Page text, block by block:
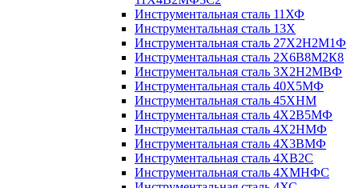
Инструментальная сталь 11ХФ
Инструментальная сталь 13Х
Инструментальная сталь 27Х2Н2М1Ф
Инструментальная сталь 2Х6В8М2К8
Инструментальная сталь 3Х2Н2МВФ
Инструментальная сталь 40Х5МФ
Инструментальная сталь 45ХНМ
Инструментальная сталь 4Х2В5МФ
Инструментальная сталь 4Х2НМФ
Инструментальная сталь 4Х3ВМФ
Инструментальная сталь 4ХВ2С
Инструментальная сталь 4ХМНФС